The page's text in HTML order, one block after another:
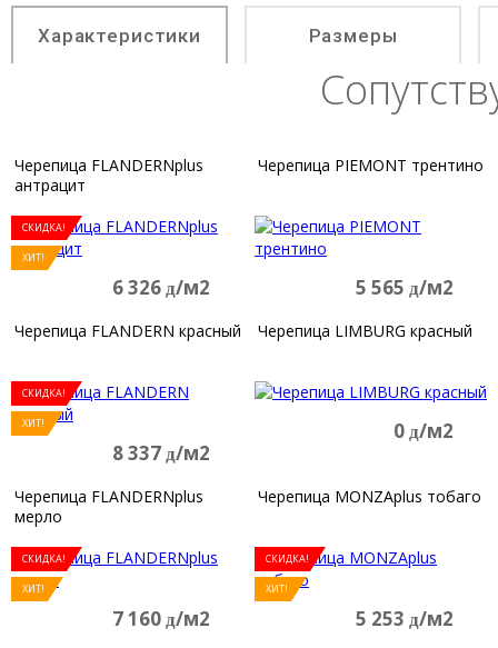
Характеристики Размеры
Черепица FLANDERNplus
антрацит
СКИДКА!
ХИТ!
6 326 д/м2
Черепица PIEMONT трентино
5 565 д/м2
Черепица FLANDERN красный
СКИДКА!
ХИТ!
8 337 д/м2
Черепица LIMBURG красный
0 д/м2
Черепица FLANDERNplus
мерло
СКИДКА!
ХИТ!
7 160 д/м2
Черепица MONZAplus тобаго
СКИДКА!
ХИТ!
5 253 д/м2